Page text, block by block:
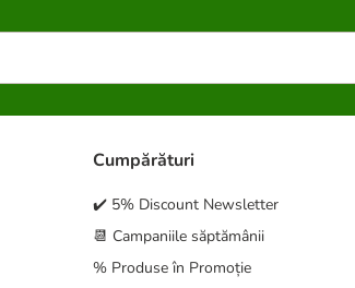
Cumpărături
✔️ 5% Discount Newsletter
📆 Campaniile săptămânii
% Produse în Promoție